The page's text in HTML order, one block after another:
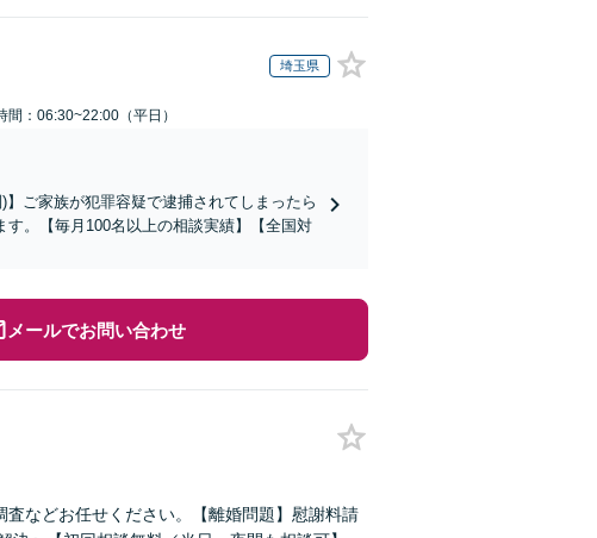
埼玉県
間：06:30~22:00（平日）
ご家族が犯罪容疑で逮捕されてしまったら
。【毎月100名以上の相談実績】【全国対
メールでお問い合わせ
査などお任せください。【離婚問題】慰謝料請